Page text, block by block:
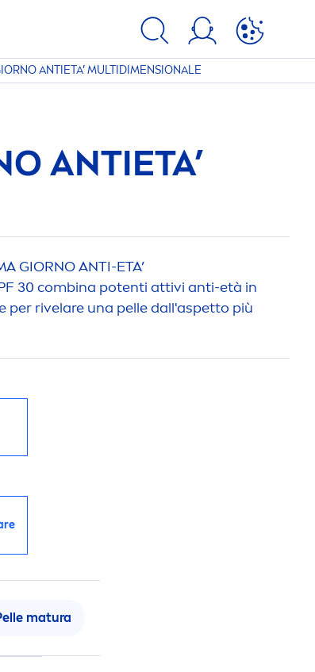
ANTIETA’ MULTIDI MENSIONALE
ANTIETA’
GIORNO ANTI-ETA’
30 combina potenti attivi anti-età in
per rivelare una pelle dall'aspetto più
matura